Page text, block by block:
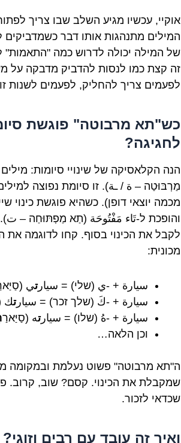
אוקיי, עכשיו מגיע השלב שבו צריך
המילים מתנהגות אותו דבר כשמדביקים
של המילה יכולה לדרוש כמה "התאמות"
זה קצת כמו לנסות להדביק מדבקה על
לפעמים צריך להחליק, לפעמים לשנות
כש"תא מרבוטה" פוגשת
לחגיגה?
הנה הקלאסיקה של שינויי סיומות:
מַרְבּוּטַה – ة / ـة). זו סיומת נפוצה
מכמה יוצאי דופן). כשהיא פוגשת כינוי
והופכת ל-تَاء مَفْتُوحَة (תַא מַפְתּוּחַה – ت).
לקבל את הכינוי בסוף. קחו לדוגמה את
מכונית:
سيارة +-ي (שלי) = سيارتي
سيارة +-كَ (שלך זכר) = سيارتك
سيارة +-هُ (שלו) = سيارته (סַיַּארַ
וכן הלאה…
ה"תא מרבוטה" פשוט נעלמת ובמקומה
שמקבלת את הכינוי. קסם? שוב, קרוב.
שכדאי לזכור.
ואיך זה עובד עם רבים